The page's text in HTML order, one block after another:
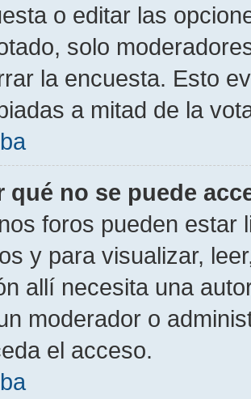
o editar las
solo
la encuesta. Esto
a mitad de la
qué no se puede
foros pueden estar
y para visualizar,
allí necesita una
moderador o
el acceso.